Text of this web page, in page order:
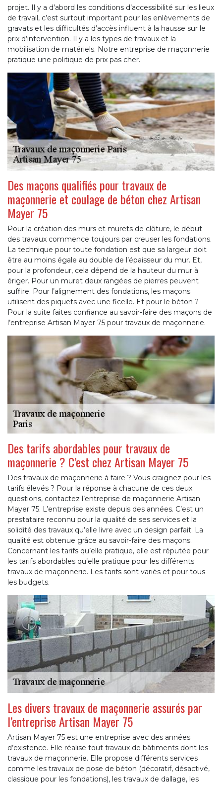
projet. Il y a d’abord les conditions d’accessibilité sur les lieux
de travail, c’est surtout important pour les enlèvements de
gravats et les difficultés d’accès influent à la hausse sur le
prix d’intervention. Il y a les types de travaux et la
mobilisation de matériels. Notre entreprise de maçonnerie
pratique une politique de prix pas cher.
Des maçons qualifiés pour travaux de
maçonnerie et coulage de béton chez Artisan
Mayer 75
Pour la création des murs et murets de clôture, le début
des travaux commence toujours par creuser les fondations.
La technique pour toute fondation est que sa largeur doit
être au moins égale au double de l’épaisseur du mur. Et,
pour la profondeur, cela dépend de la hauteur du mur à
ériger. Pour un muret deux rangées de pierres peuvent
suffire. Pour l’alignement des fondations, les maçons
utilisent des piquets avec une ficelle. Et pour le béton ?
Pour la suite faites confiance au savoir-faire des maçons de
l’entreprise Artisan Mayer 75 pour travaux de maçonnerie.
Des tarifs abordables pour travaux de
maçonnerie ? C’est chez Artisan Mayer 75
Des travaux de maçonnerie à faire ? Vous craignez pour les
tarifs élevés ? Pour la réponse à chacune de ces deux
questions, contactez l’entreprise de maçonnerie Artisan
Mayer 75. L’entreprise existe depuis des années. C’est un
prestataire reconnu pour la qualité de ses services et la
solidité des travaux qu’elle livre avec un design parfait. La
qualité est obtenue grâce au savoir-faire des maçons.
Concernant les tarifs qu’elle pratique, elle est réputée pour
les tarifs abordables qu’elle pratique pour les différents
travaux de maçonnerie. Les tarifs sont variés et pour tous
les budgets.
Les divers travaux de maçonnerie assurés par
l’entreprise Artisan Mayer 75
Artisan Mayer 75 est une entreprise avec des années
d’existence. Elle réalise tout travaux de bâtiments dont les
travaux de maçonnerie. Elle propose différents services
comme les travaux de pose de béton (décoratif, désactivé,
classique pour les fondations), les travaux de dallage, les